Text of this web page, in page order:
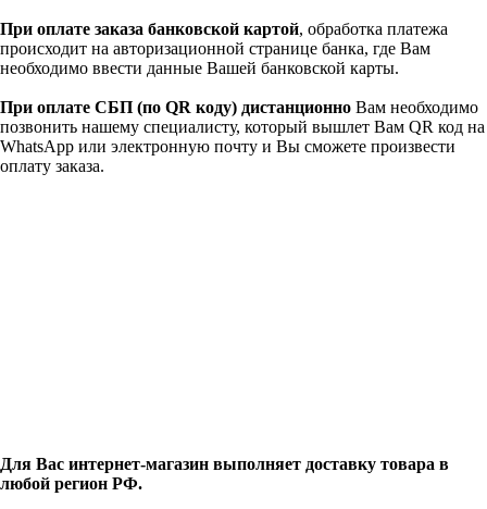
При оплате заказа банковской картой, обработка платежа
происходит на авторизационной странице банка, где Вам
необходимо ввести данные Вашей банковской карты.
При оплате СБП (по QR коду) дистанционно Вам необходимо
позвонить нашему специалисту, который вышлет Вам QR код на
WhatsApp или электронную почту и Вы сможете произвести
оплату заказа.
Для Вас интернет-магазин выполняет доставку товара в
любой регион РФ.